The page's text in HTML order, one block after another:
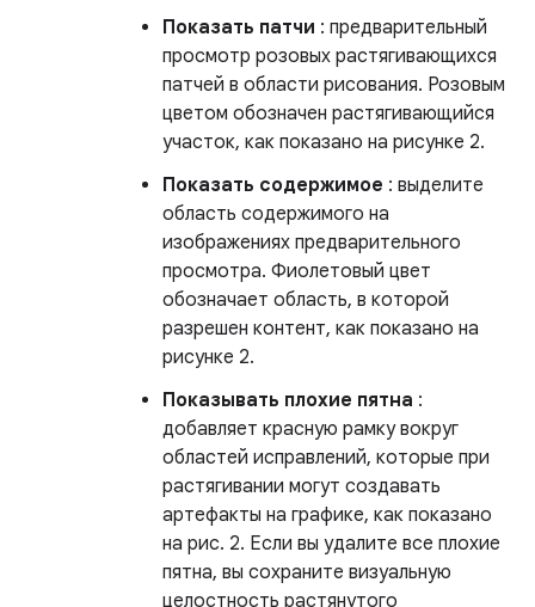
Показать патчи : предварительный
просмотр розовых растягивающихся
патчей в области рисования. Розовым
цветом обозначен растягивающийся
участок, как показано на рисунке 2.
Показать содержимое : выделите
область содержимого на
изображениях предварительного
просмотра. Фиолетовый цвет
обозначает область, в которой
разрешен контент, как показано на
рисунке 2.
Показывать плохие пятна :
добавляет красную рамку вокруг
областей исправлений, которые при
растягивании могут создавать
артефакты на графике, как показано
на рис. 2. Если вы удалите все плохие
пятна, вы сохраните визуальную
целостность растянутого